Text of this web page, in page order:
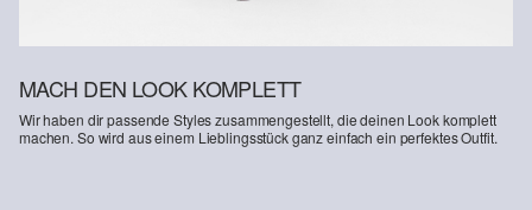
MACH DEN LOOK KOMPLETT
Wir haben dir passende Styles zusammengestellt, die deinen Look komplett
machen. So wird aus einem Lieblingsstück ganz einfach ein perfektes Outfit.